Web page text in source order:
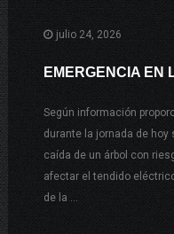
julio 24, 2026
EMERGENCIA EN
Según información
durante la jornada de
caída de un árbol con
afectar el tendido
de la …